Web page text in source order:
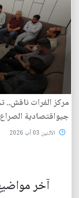
مركز الفرات ناقش..
جيواقتصادية الصراع
الأثنين 03 آب 2026
آخر